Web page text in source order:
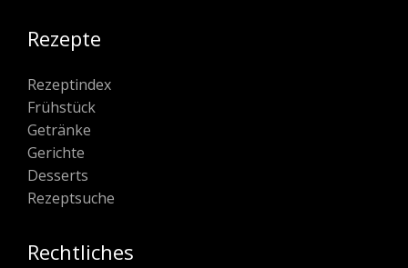
Rezepte
Rezeptindex
Frühstück
Getränke
Gerichte
Desserts
Rezeptsuche
Rechtliches